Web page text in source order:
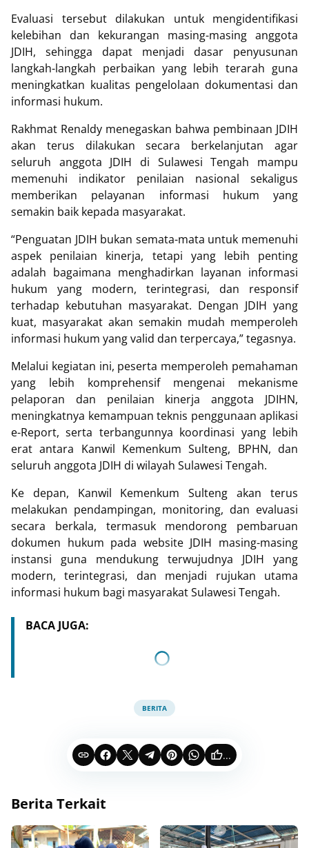
Evaluasi tersebut dilakukan untuk mengidentifikasi
kelebihan dan kekurangan masing-masing anggota
JDIH, sehingga dapat menjadi dasar penyusunan
langkah-langkah perbaikan yang lebih terarah guna
meningkatkan kualitas pengelolaan dokumentasi dan
informasi hukum.
Rakhmat Renaldy menegaskan bahwa pembinaan JDIH
akan terus dilakukan secara berkelanjutan agar
seluruh anggota JDIH di Sulawesi Tengah mampu
memenuhi indikator penilaian nasional sekaligus
memberikan pelayanan informasi hukum yang
semakin baik kepada masyarakat.
“Penguatan JDIH bukan semata-mata untuk memenuhi
aspek penilaian kinerja, tetapi yang lebih penting
adalah bagaimana menghadirkan layanan informasi
hukum yang modern, terintegrasi, dan responsif
terhadap kebutuhan masyarakat. Dengan JDIH yang
kuat, masyarakat akan semakin mudah memperoleh
informasi hukum yang valid dan terpercaya,” tegasnya.
Melalui kegiatan ini, peserta memperoleh pemahaman
yang lebih komprehensif mengenai mekanisme
pelaporan dan penilaian kinerja anggota JDIHN,
meningkatnya kemampuan teknis penggunaan aplikasi
e-Report, serta terbangunnya koordinasi yang lebih
erat antara Kanwil Kemenkum Sulteng, BPHN, dan
seluruh anggota JDIH di wilayah Sulawesi Tengah.
Ke depan, Kanwil Kemenkum Sulteng akan terus
melakukan pendampingan, monitoring, dan evaluasi
secara berkala, termasuk mendorong pembaruan
dokumen hukum pada website JDIH masing-masing
instansi guna mendukung terwujudnya JDIH yang
modern, terintegrasi, dan menjadi rujukan utama
informasi hukum bagi masyarakat Sulawesi Tengah.
BACA JUGA:
BERITA
...
Berita Terkait